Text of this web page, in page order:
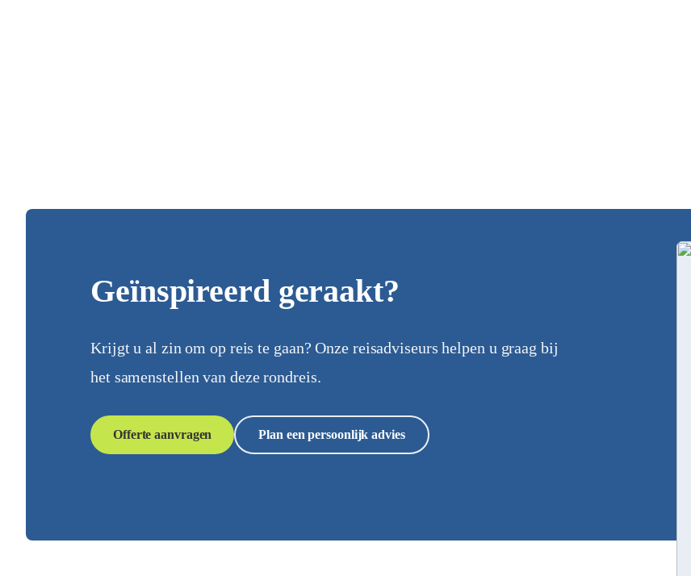
Geïnspireerd geraakt?
Krijgt u al zin om op reis te gaan? Onze reisadviseurs helpen u graag bij
het samenstellen van deze rondreis.
Offerte aanvragen Plan een persoonlijk advies